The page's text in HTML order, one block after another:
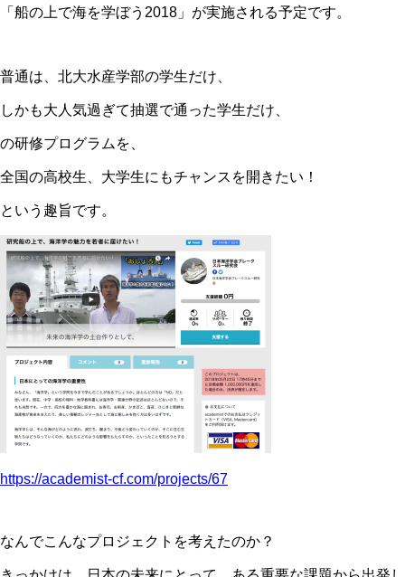
「船の上で海を学ぼう2018」が実施される予定です。
普通は、北大水産学部の学生だけ、
しかも大人気過ぎて抽選で通った学生だけ、
の研修プログラムを、
全国の高校生、大学生にもチャンスを開きたい！
という趣旨です。
https://academist-cf.com/projects/67
なんでこんなプロジェクトを考えたのか？